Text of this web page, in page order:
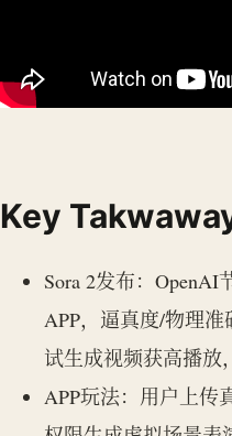
Key
Sora 2发布：OpenAI
APP，逼真度/物理
试生成视频获高播放
APP玩法：用户上传